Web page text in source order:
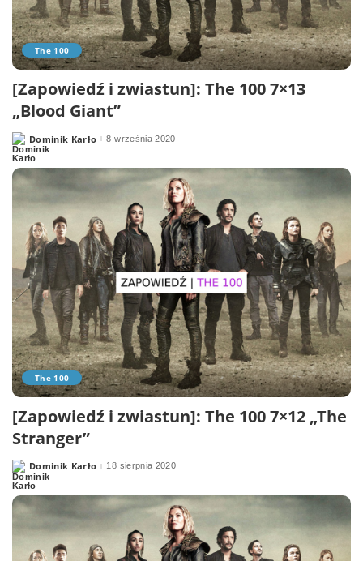
The 100
[Zapowiedź i zwiastun]: The 100 7×13
„Blood Giant”
Posted
by
Dominik Karło 8 września 2020
The 100
[Zapowiedź i zwiastun]: The 100 7×12 „The
Stranger”
Posted
by
Dominik Karło 18 sierpnia 2020